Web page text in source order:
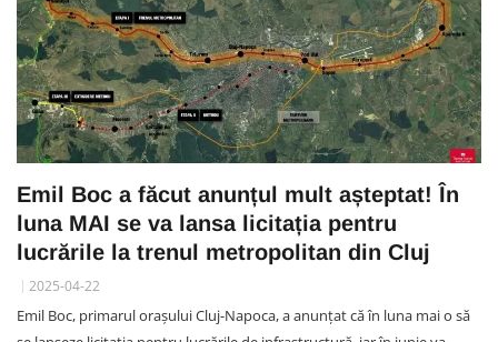
Emil Boc a făcut anunțul mult așteptat! În
luna MAI se va lansa licitația pentru
lucrările la trenul metropolitan din Cluj
2025-04-22
Emil Boc, primarul orașului Cluj-Napoca, a anunțat că în luna mai o să